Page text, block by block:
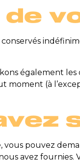
également
(à
vous pouvez
avez